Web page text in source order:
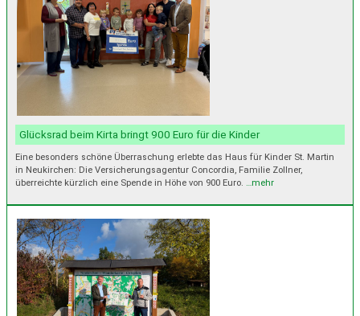
Glücksrad beim Kirta bringt 900 Euro für die Kinder
Eine besonders schöne Überraschung erlebte das Haus für Kinder St. Martin
in Neukirchen: Die Versicherungsagentur Concordia, Familie Zollner,
überreichte kürzlich eine Spende in Höhe von 900 Euro. …mehr